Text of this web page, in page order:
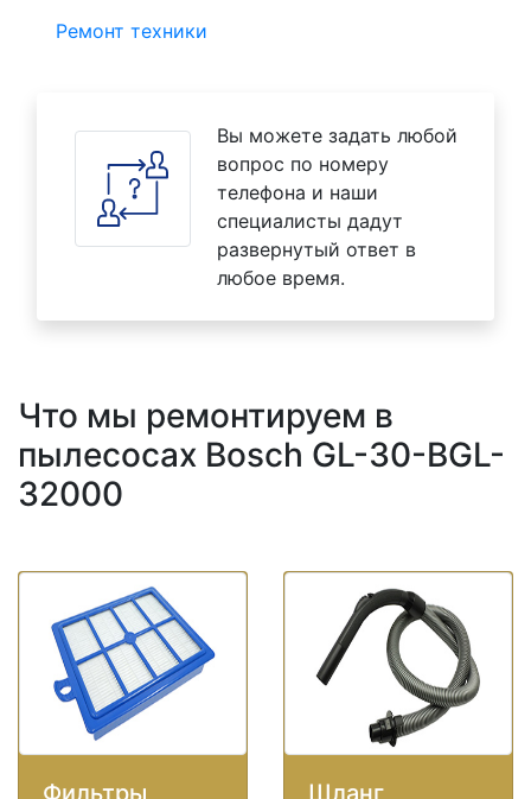
Ремонт техники
Вы можете задать любой
вопрос по номеру
телефона и наши
специалисты дадут
развернутый ответ в
любое время.
Что мы ремонтируем в
пылесосах Bosch GL-30-BGL-
32000
Фильтры Шланг